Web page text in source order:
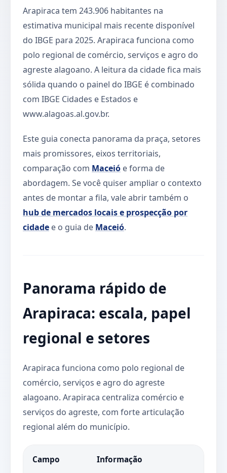
Arapiraca tem 243.906 habitantes na
estimativa municipal mais recente disponível
do IBGE para 2025. Arapiraca funciona como
polo regional de comércio, serviços e agro do
agreste alagoano. A leitura da cidade fica mais
sólida quando o painel do IBGE é combinado
com IBGE Cidades e Estados e
www.alagoas.al.gov.br.
Este guia conecta panorama da praça, setores
mais promissores, eixos territoriais,
comparação com Maceió e forma de
abordagem. Se você quiser ampliar o contexto
antes de montar a fila, vale abrir também o
hub de mercados locais e prospecção por
cidade e o guia de Maceió.
Panorama rápido de
Arapiraca: escala, papel
regional e setores
Arapiraca funciona como polo regional de
comércio, serviços e agro do agreste
alagoano. Arapiraca centraliza comércio e
serviços do agreste, com forte articulação
regional além do município.
Campo Informação